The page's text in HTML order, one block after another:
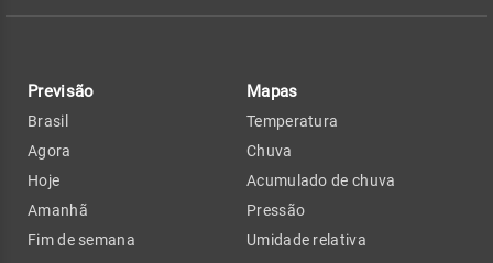
Previsão
Brasil
Agora
Hoje
Amanhã
Fim de semana
Mapas
Temperatura
Chuva
Acumulado de chuva
Pressão
Umidade relativa